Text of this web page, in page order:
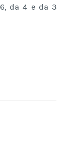
da 4 e da 3